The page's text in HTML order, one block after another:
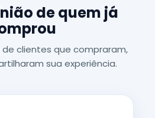
de quem já
clientes que compraram,
sua experiência.